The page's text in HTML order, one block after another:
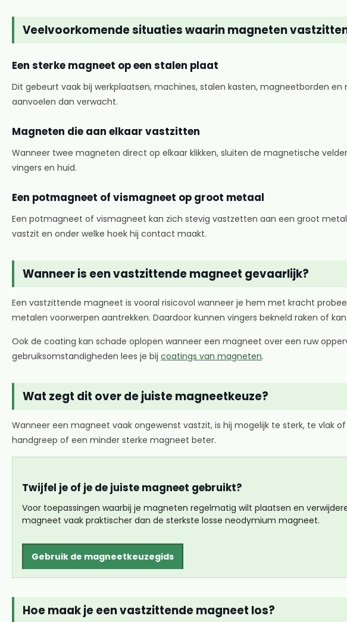
Veelvoorkomende situaties waarin magneten
Een sterke magneet op een stalen plaat
Dit gebeurt vaak bij werkplaatsen, machines, stalen kasten, magneetborden
aanvoelen dan verwacht.
Magneten die aan elkaar vastzitten
Wanneer twee magneten direct op elkaar klikken, sluiten de magnetische
vingers en huid.
Een potmagneet of vismagneet op groot metaal
Een potmagneet of vismagneet kan zich stevig vastzetten aan een groot
vastzit en onder welke hoek hij contact maakt.
Wanneer is een vastzittende magneet gevaarlijk?
Een vastzittende magneet is vooral risicovol wanneer je hem met kracht
metalen voorwerpen aantrekken. Daardoor kunnen vingers bekneld raken of
Ook de coating kan schade oplopen wanneer een magneet over een ruw
gebruiksomstandigheden lees je bij coatings van magneten.
Wat zegt dit over de juiste magneetkeuze?
Wanneer een magneet vaak ongewenst vastzit, is hij mogelijk te sterk, te vlak
handgreep of een minder sterke magneet beter.
Twijfel je of je de juiste magneet gebruikt?
Voor toepassingen waarbij je magneten regelmatig wilt plaatsen en
magneet vaak praktischer dan de sterkste losse neodymium magneet.
Gebruik de magneetkeuzegids
Hoe maak je een vastzittende magneet los?